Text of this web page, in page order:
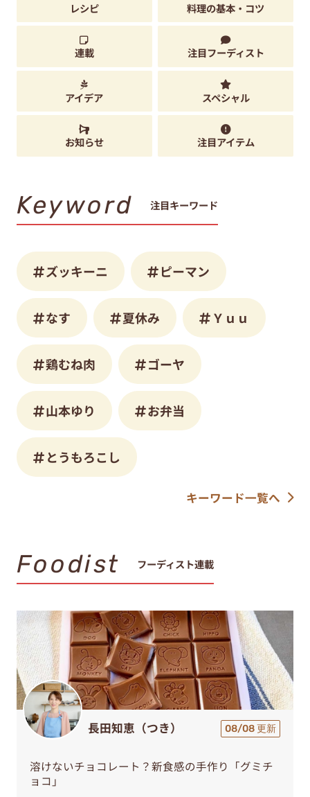
レシピ 料理の基本・コツ
連載 注目フーディスト
アイデア スペシャル
お知らせ 注目アイテム
Keyword 注目キーワード
ズッキーニ ピーマン
なす 夏休み Ｙｕｕ
鶏むね肉 ゴーヤ
山本ゆり お弁当
とうもろこし
キーワード一覧へ
Foodist フーディスト連載
長田知恵（つき） 08/08 更新
溶けないチョコレート？新食感の手作り「グミチ
ョコ」